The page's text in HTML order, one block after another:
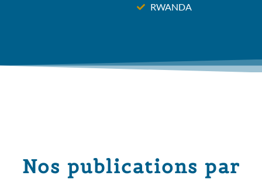
RWANDA
Nos publications par